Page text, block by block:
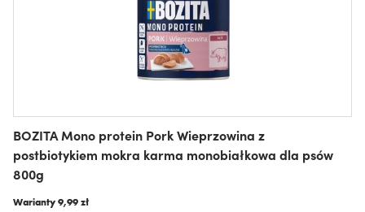
BOZITA Mono protein Pork Wieprzowina z
postbiotykiem mokra karma monobiałkowa dla psów
800g
Warianty9,99 zł